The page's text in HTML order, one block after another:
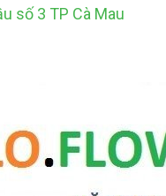
số 3 TP Cà Mau